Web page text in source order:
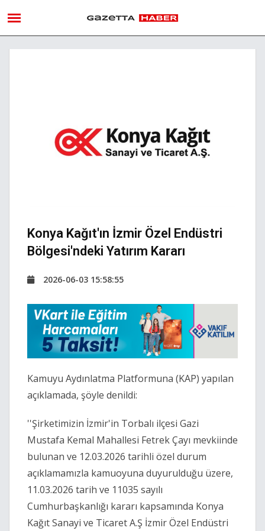
Konya Kağıt'ın İzmir Özel Endüstri
Bölgesi'ndeki Yatırım Kararı
2026-06-03 15:58:55
Kamuyu Aydınlatma Platformuna (KAP) yapılan
açıklamada, şöyle denildi:
''Şirketimizin İzmir'in Torbalı ilçesi Gazi
Mustafa Kemal Mahallesi Fetrek Çayı mevkiinde
bulunan ve 12.03.2026 tarihli özel durum
açıklamamızla kamuoyuna duyurulduğu üzere,
11.03.2026 tarih ve 11035 sayılı
Cumhurbaşkanlığı kararı kapsamında Konya
Kağıt Sanayi ve Ticaret A.Ş İzmir Özel Endüstri